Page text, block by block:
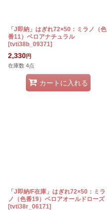
「J即納」はぎれ72×50：ミラノ（色
番11）ベロアナチュラル
[tvti38b_09371]
2,330円
在庫数 4点
カートに入れる
「J即納/F在庫」はぎれ72×50：ミラ
ノ（色番19）ベロアオールドローズ
[tvti38r_06171]